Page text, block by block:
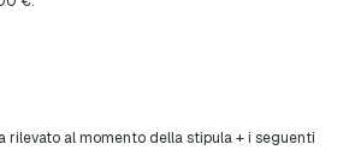
rilevato al momento della stipula + i seguenti